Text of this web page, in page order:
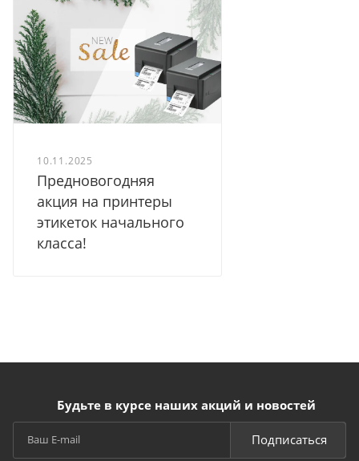
10.11.2025
Предновогодняя
акция на принтеры
этикеток начального
класса!
Будьте в курсе наших акций и новостей
Подписаться